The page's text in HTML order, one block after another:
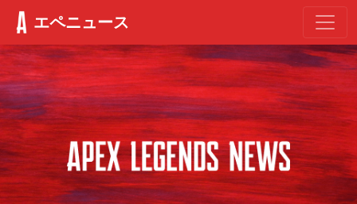
エペニュース